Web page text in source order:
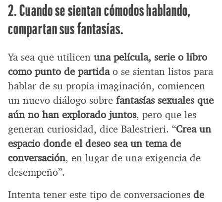
2. Cuando se sientan cómodos hablando,
compartan sus fantasías.
Ya sea que utilicen una película, serie o libro
como punto de partidao se sientan listos para
hablar de su propia imaginación, comiencen
un nuevo diálogo sobre fantasías sexuales que
aún no han explorado juntos, pero que les
generan curiosidad, dice Balestrieri. “Crea un
espacio donde el deseo sea un tema de
conversación, en lugar de una exigencia de
desempeño”.
Intenta tener este tipo de conversaciones de